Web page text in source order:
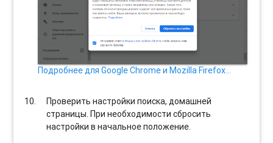
Подробнее для Google Chrome и Mozilla Firefox…
Проверить настройки поиска, домашней
страницы. При необходимости сбросить
настройки в начальное положение.